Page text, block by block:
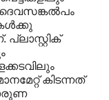
കിടന്നത്‌